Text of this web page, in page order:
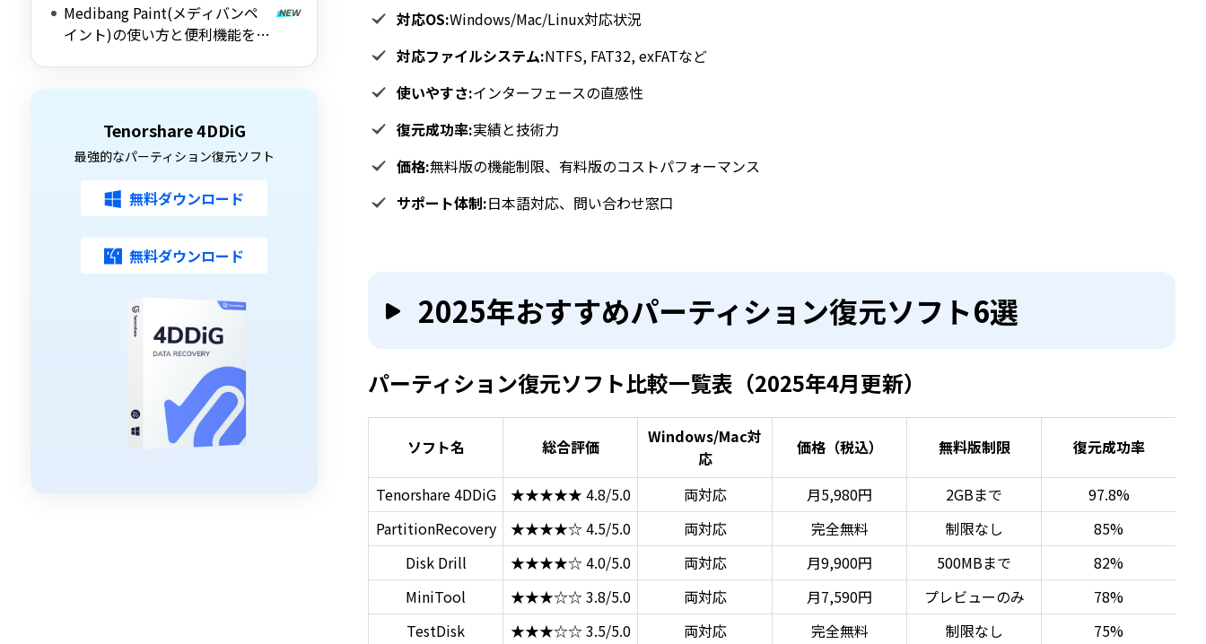
Medibang Paint(メディバンペ
イント)の使い方と便利機能を徹
Tenorshare 4DDiG
最強的なパーティション復元ソフト
無料ダウンロード
無料ダウンロード
対応OS:Windows/Mac/Linux対応状況
対応ファイルシステム:NTFS, FAT32, exFATなど
使いやすさ:インターフェースの直感性
復元成功率:実績と技術力
価格:無料版の機能制限、有料版のコストパフォーマンス
サポート体制:日本語対応、問い合わせ窓口
2025年おすすめパーティション復元ソフト6選
パーティション復元ソフト比較一覧表（2025年4月更新）
ソフト名 総合評価
Windows/Mac対
応
価格（税込） 無料版制限 復元成功率
Tenorshare 4DDiG ★★★★★ 4.8/5.0 両対応 月5,980円 2GBまで
97.8%
PartitionRecovery
★★★★☆ 4.5/5.0 両対応 完全無料 制限なし
85%
Disk Drill
★★★★☆ 4.0/5.0 両対応 月9,900円 500MBまで
82%
MiniTool
★★★☆☆ 3.8/5.0 両対応 月7,590円 プレビューのみ
78%
TestDisk
★★★☆☆ 3.5/5.0 両対応 完全無料 制限なし
75%